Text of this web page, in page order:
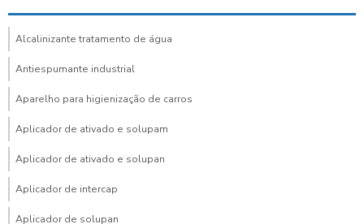
Alcalinizante tratamento de água
Antiespumante industrial
Aparelho para higienização de carros
Aplicador de ativado e solupam
Aplicador de ativado e solupan
Aplicador de intercap
Aplicador de solupan